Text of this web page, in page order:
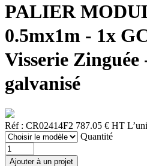
PALIER
0.5mx1m - 1x
Visserie Zinguée
galvanisé
Réf : CR02414F2 787.05 € HT
Quantité